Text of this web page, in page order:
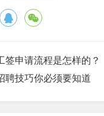
签申请流程是怎样的？
聘技巧你必须要知道